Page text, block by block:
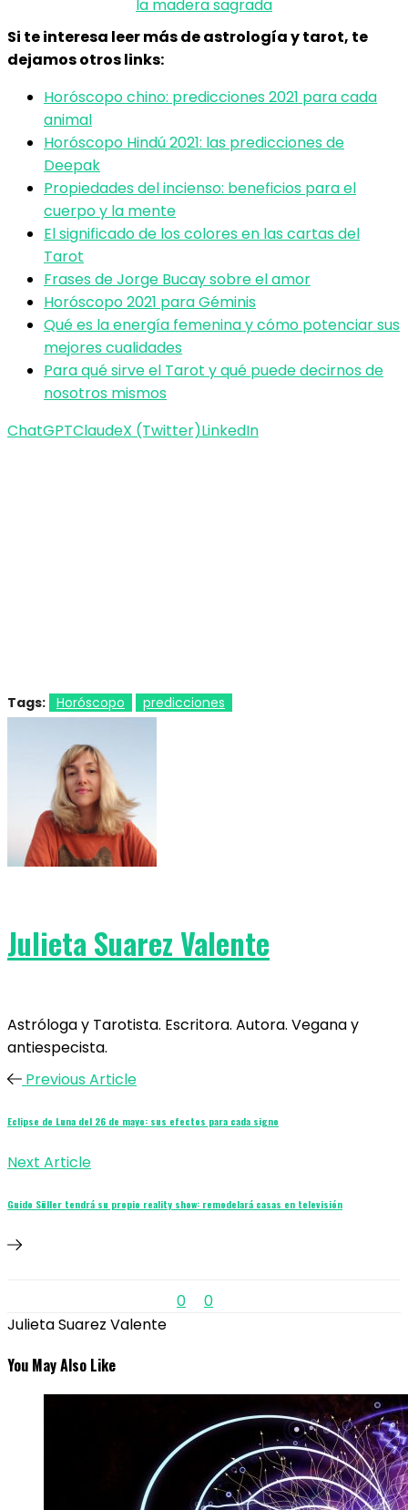
la madera sagrada
Si te interesa leer más de astrología y tarot, te
dejamos otros links:
Horóscopo chino: predicciones 2021 para cada
animal
Horóscopo Hindú 2021: las predicciones de
Deepak
Propiedades del incienso: beneficios para el
cuerpo y la mente
El significado de los colores en las cartas del
Tarot
Frases de Jorge Bucay sobre el amor
Horóscopo 2021 para Géminis
Qué es la energía femenina y cómo potenciar sus
mejores cualidades
Para qué sirve el Tarot y qué puede decirnos de
nosotros mismos
ChatGPTClaudeX (Twitter)LinkedIn
Tags: Horóscopo predicciones
Julieta Suarez Valente
Astróloga y Tarotista. Escritora. Autora. Vegana y
antiespecista.
Previous Article
Eclipse de Luna del 26 de mayo: sus efectos para cada signo
Next Article
Guido Süller tendrá su propio reality show: remodelará casas en televisión
0
0
Julieta Suarez Valente
You May Also Like